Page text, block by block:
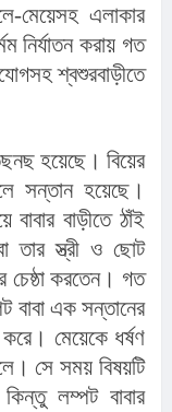
মেয়েসহ এলাকার
নির্যাতন করায় গত
শ্বশুরবাড়ীতে
হয়েছে। বিয়ের
সন্তান হয়েছে।
বাবার বাড়ীতে ঠাঁই
তার স্ত্রী ও ছোট
চেষ্ঠা করতেন। গত
বাবা এক সন্তানের
মেয়েকে ধর্ষণ
সে সময় বিষয়টি
কিন্তু লম্পট বাবার